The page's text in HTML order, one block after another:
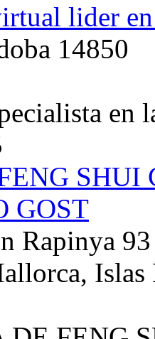
lider
14850
en
GOST
Rapinya 93
Islas